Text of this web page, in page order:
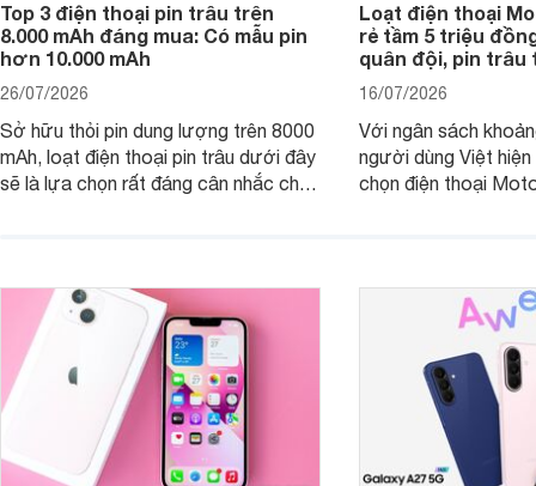
Top 3 điện thoại pin trâu trên
8.000 mAh đáng mua: Có mẫu pin
hơn 10.000 mAh
26/07/2026
Sở hữu thỏi pin dung lượng trên 8000
mAh, loạt điện thoại pin trâu dưới đây
sẽ là lựa chọn rất đáng cân nhắc cho
Loạt điện thoại
rẻ tầm 5 triệu
quân đội, pin trâu
16/07/2026
Với ngân sách
người dùng Việt
chọn điện thoại